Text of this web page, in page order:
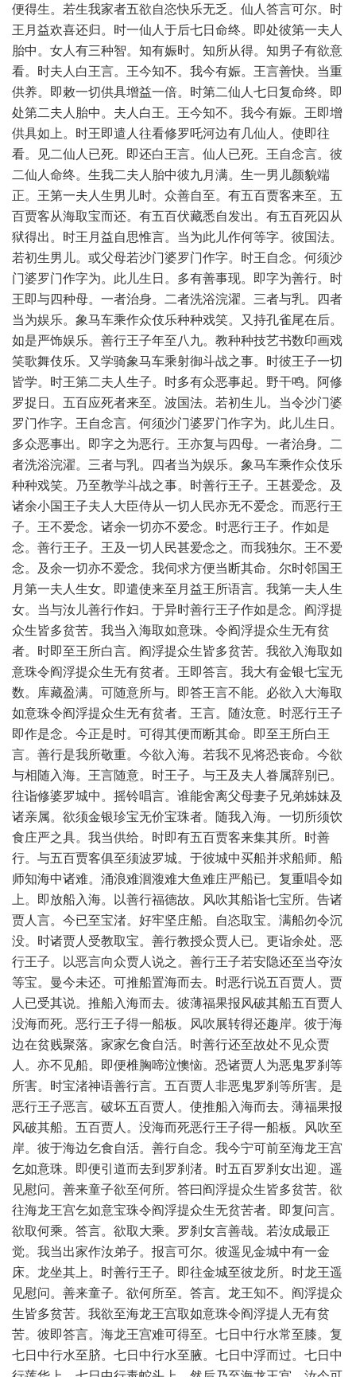
便得生。若生我家者五欲自恣快乐无乏。仙人答言可尔。时
王月益欢喜还归。时一仙人于后七日命终。即处彼第一夫人
胎中。女人有三种智。知有娠时。知所从得。知男子有欲意
看。时夫人白王言。王今知不。我今有娠。王言善快。当重
供养。即敕一切供具增益一倍。时第二仙人七日复命终。即
处第二夫人胎中。夫人白王。王今知不。我今有娠。王即增
供具如上。时王即遣人往看修罗吒河边有几仙人。使即往
看。见二仙人已死。即还白王言。仙人已死。王自念言。彼
二仙人命终。生我二夫人胎中彼九月满。生一男儿颜貌端
正。王第一夫人生男儿时。众善自至。有五百贾客来至。五
百贾客从海取宝而还。有五百伏藏悉自发出。有五百死囚从
狱得出。时王月益自思惟言。当为此儿作何等字。彼国法。
若初生男儿。或父母若沙门婆罗门作字。时王自念。何须沙
门婆罗门作字为。此儿生日。多有善事现。即字为善行。时
王即与四种母。一者治身。二者洗浴浣濯。三者与乳。四者
当为娱乐。象马车乘作众伎乐种种戏笑。又持孔雀尾在后。
如是严饰娱乐。善行王子年至八九。教种种技艺书数印画戏
笑歌舞伎乐。又学骑象马车乘射御斗战之事。时彼王子一切
皆学。时王第二夫人生子。时多有众恶事起。野干鸣。阿修
罗捉日。五百应死者来至。波国法。若初生儿。当令沙门婆
罗门作字。王自念言。何须沙门婆罗门作字为。此儿生日。
多众恶事出。即字之为恶行。王亦复与四母。一者治身。二
者洗浴浣濯。三者与乳。四者当为娱乐。象马车乘作众伎乐
种种戏笑。乃至教学斗战之事。时善行王子。王甚爱念。及
诸余小国王子夫人大臣侍从一切人民亦无不爱念。而恶行王
子。王不爱念。诸余一切亦不爱念。时恶行王子。作如是
念。善行王子。王及一切人民甚爱念之。而我独尔。王不爱
念。及余一切亦不爱念。我伺求方便当断其命。尔时邻国王
月第一夫人生女。即遣使来至月益王所语言。我第一夫人生
女。当与汝儿善行作妇。于异时善行王子作如是念。阎浮提
众生皆多贫苦。我当入海取如意珠。令阎浮提众生无有贫
者。时即至王所白言。阎浮提众生皆多贫苦。我欲入海取如
意珠令阎浮提众生无有贫者。王即答言。我大有金银七宝无
数。库藏盈满。可随意所与。即答王言不能。必欲入大海取
如意珠令阎浮提众生无有贫者。王言。随汝意。时恶行王子
即作是念。今正是时。可得其便而断其命。即至王所白王
言。善行是我所敬重。今欲入海。若我不见将恐丧命。今欲
与相随入海。王言随意。时王子。与王及夫人眷属辞别已。
往诣修婆罗城中。摇铃唱言。谁能舍离父母妻子兄弟姊妹及
诸亲属。欲须金银珍宝无价宝珠者。随我入海。一切所须饮
食庄严之具。我当供给。时即有五百贾客来集其所。时善
行。与五百贾客俱至须波罗城。于彼城中买船并求船师。船
师知海中诸难。涌浪难洄澓难大鱼难庄严船已。复重唱令如
上。即放船入海。以善行福德故。风吹其船诣七宝所。告诸
贾人言。今已至宝渚。好牢坚庄船。自恣取宝。满船勿令沉
没。时诸贾人受教取宝。善行教授众贾人已。更诣余处。恶
行王子。以恶言向众贾人说之。善行王子若安隐还至当夺汝
等宝。曼今未还。可推船置海而去。时恶行说五百贾人。贾
人已受其说。推船入海而去。彼薄福果报风破其船五百贾人
没海而死。恶行王子得一船板。风吹展转得还趣岸。彼于海
边在贫贱聚落。家家乞食自活。时善行还至故处不见众贾
人。亦不见船。即便椎胸啼泣懊恼。恐诸贾人为恶鬼罗刹等
所害。时宝渚神语善行言。五百贾人非恶鬼罗刹等所害。是
恶行王子恶言。破坏五百贾人。使推船入海而去。薄福果报
风破其船。五百贾人。没海而死恶行王子得一船板。风吹至
岸。彼于海边乞食自活。善行自念。我今宁可前至海龙王宫
乞如意珠。即便引道而去到罗刹渚。时五百罗刹女出迎。遥
见慰问。善来童子欲至何所。答曰阎浮提众生皆多贫苦。欲
往海龙王宫乞如意宝珠令阎浮提众生无贫苦者。即复问言。
欲取何乘。答言。欲取大乘。罗刹女言善哉。若汝成最正
觉。我当出家作汝弟子。报言可尔。彼遥见金城中有一金
床。龙坐其上。时善行王子。即往金城至彼龙所。时龙王遥
见慰问。善来童子。欲何所至。答言。龙王知不。阎浮提众
生皆多贫苦。我欲至海龙王宫取如意珠令阎浮提人无有贫
苦。彼即答言。海龙王宫难可得至。七日中行水常至膝。复
七日中行水至脐。七日中行水至腋。七日中浮而过。七日中